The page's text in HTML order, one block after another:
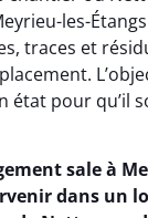
les-
traces et
état pour qu’il
sale à
dans un